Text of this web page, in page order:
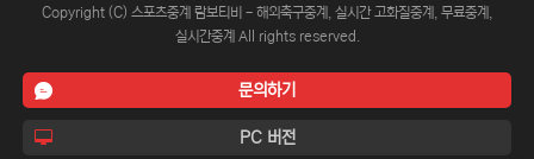
Copyright (C) 스포츠중계 람보티비 - 해외축구중계, 실시간 고화질중계, 무료중계,
실시간중계 All rights reserved.
문의하기
PC 버전